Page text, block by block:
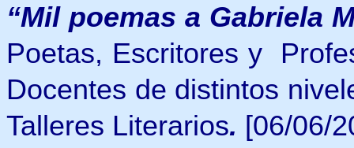
“Mil poemas a Gabriela
Poetas, Escritores y
Docentes de distintos
Talleres Literarios. [06/06/